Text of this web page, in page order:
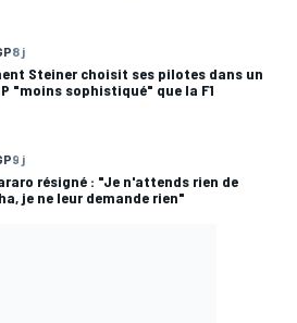
8 j
Steiner choisit ses pilotes dans un
"moins sophistiqué" que la F1
9 j
résigné : "Je n'attends rien de
je ne leur demande rien"